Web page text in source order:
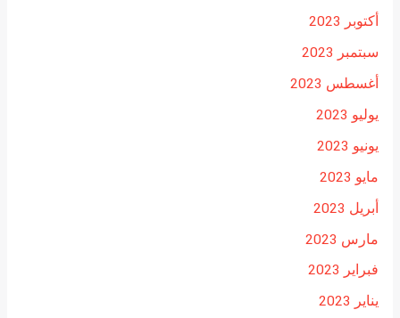
أكتوبر 2023
سبتمبر 2023
أغسطس 2023
يوليو 2023
يونيو 2023
مايو 2023
أبريل 2023
مارس 2023
فبراير 2023
يناير 2023